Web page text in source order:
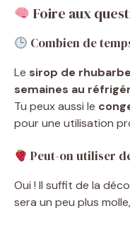
Foire aux
Combien de
Le sirop de
semaines au
Tu peux aussi le
pour une utilisation
Peut-on utiliser
Oui ! Il suffit de la
sera un peu plus